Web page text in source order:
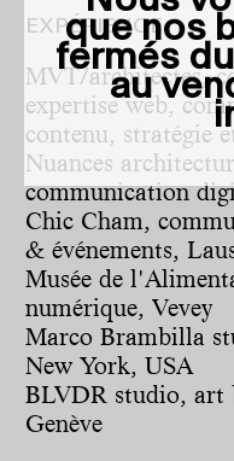
EXPÉRIENCE
MVT/architectes,
expertise web,
contenu, stratégie
Nuances
communication
Chic Cham,
& événements,
Musée de
numérique, Vevey
Marco Brambilla
New York, USA
BLVDR studio, art
Genève
que nos
fermés
au